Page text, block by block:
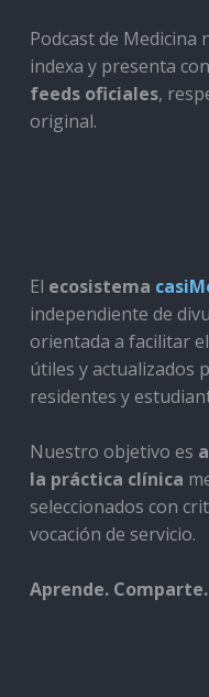
Podcast de Medicina
indexa y presenta
feeds oficiales,
original.
El ecosistema
independiente de
orientada a facilitar
útiles y actualizados
residentes y
Nuestro objetivo es
la práctica clínica
seleccionados con
vocación de servicio.
Aprende.